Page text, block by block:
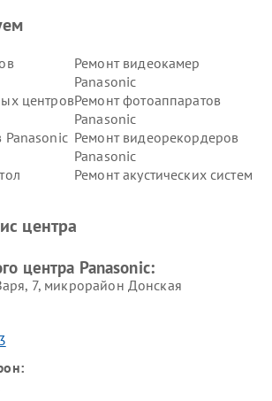
Ремонт видеокамер
Panasonic
центровРемонт фотоаппаратов
Panasonic
Panasonic Ремонт видеорекордеров
Panasonic
Ремонт акустических систем
панелей Panasonic
центра
центра Panasonic:
7, микрорайон Донская